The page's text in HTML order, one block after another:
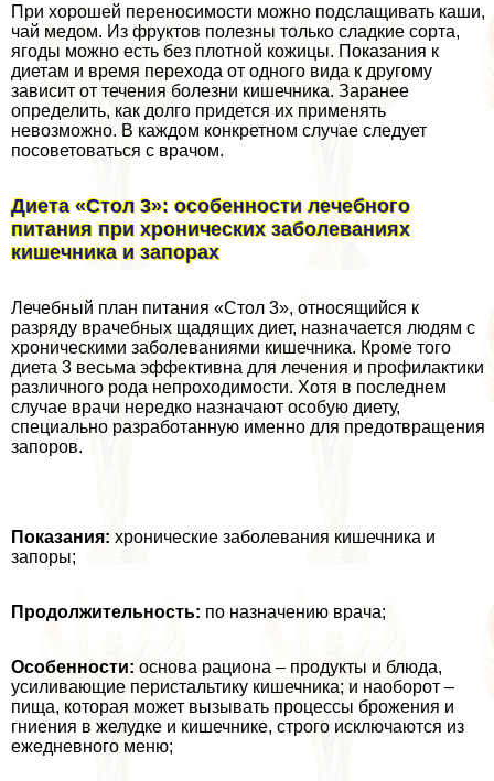
При хорошей переносимости можно подслащивать каши,
чай медом. Из фруктов полезны только сладкие сорта,
ягоды можно есть без плотной кожицы. Показания к
диетам и время перехода от одного вида к другому
зависит от течения болезни кишечника. Заранее
определить, как долго придется их применять
невозможно. В каждом конкретном случае следует
посоветоваться с врачом.
Диета «Стол 3»: особенности лечебного
питания при хронических заболеваниях
кишечника и запорах
Лечебный план питания «Стол 3», относящийся к
разряду врачебных щадящих диет, назначается людям с
хроническими заболеваниями кишечника. Кроме того
диета 3 весьма эффективна для лечения и профилактики
различного рода непроходимости. Хотя в последнем
случае врачи нередко назначают особую диету,
специально разработанную именно для предотвращения
запоров.
Показания: хронические заболевания кишечника и
запоры;
Продолжительность: по назначению врача;
Особенности: основа рациона – продукты и блюда,
усиливающие перистальтику кишечника; и наоборот –
пища, которая может вызывать процессы брожения и
гниения в желудке и кишечнике, строго исключаются из
ежедневного меню;